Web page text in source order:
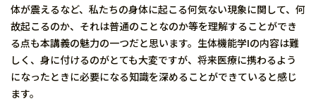
体が震えるなど、私たちの身体に起こる何気ない現象に関して、何
故起こるのか、それは普通のことなのか等を理解することができ
る点も本講義の魅力の一つだと思います。生体機能学Iの内容は難
しく、身に付けるのがとても大変ですが、将来医療に携わるよう
になったときに必要になる知識を深めることができていると感じ
ます。